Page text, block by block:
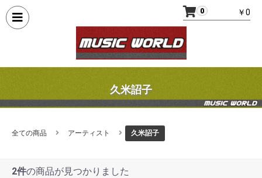
0 ￥0
久米詔子
全ての商品 アーティスト 久米詔子
2件の商品が見つかりました